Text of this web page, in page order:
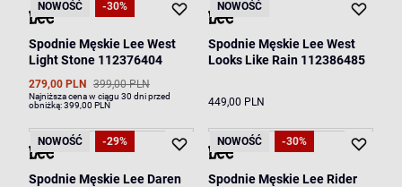
NOWOŚĆ -30%
Spodnie Męskie Lee West
Light Stone 112376404
279,00 PLN 399,00 PLN
Najniższa cena w ciągu 30 dni przed
obniżką:399,00 PLN
NOWOŚĆ
Spodnie Męskie Lee West
Looks Like Rain 112386485
449,00 PLN
NOWOŚĆ -29%
Spodnie Męskie Lee Daren
NOWOŚĆ -30%
Spodnie Męskie Lee Rider